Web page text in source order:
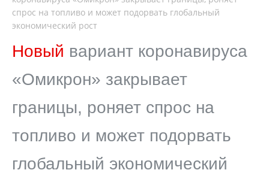
спрос на топливо и может подорвать глобальный
экономический рост
Новый вариант коронавируса
«Омикрон» закрывает
границы, роняет спрос на
топливо и может подорвать
глобальный экономический